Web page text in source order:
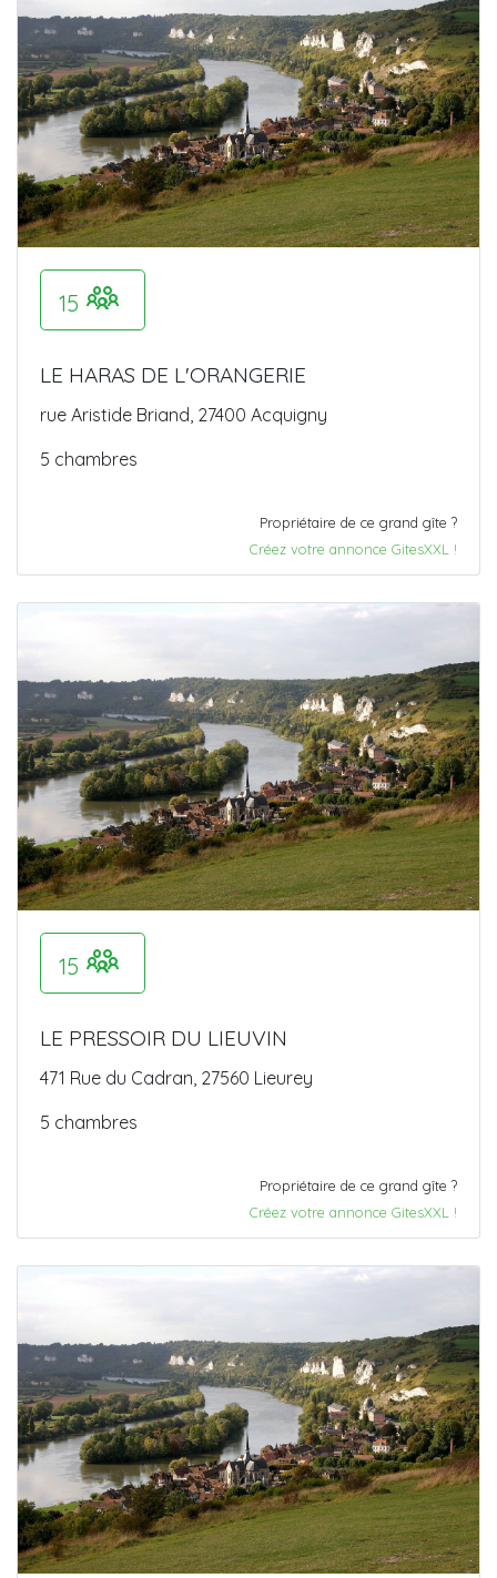
15
LE HARAS DE L'ORANGERIE
rue Aristide Briand, 27400 Acquigny
5 chambres
Propriétaire de ce grand gîte ?
Créez votre annonce GitesXXL !
15
LE PRESSOIR DU LIEUVIN
471 Rue du Cadran, 27560 Lieurey
5 chambres
Propriétaire de ce grand gîte ?
Créez votre annonce GitesXXL !